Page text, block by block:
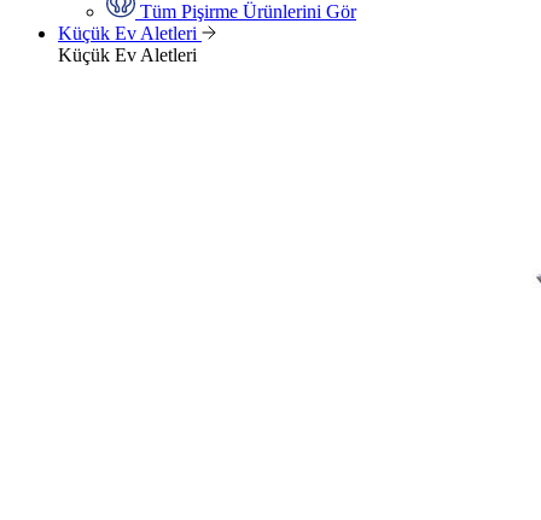
Tüm Pişirme Ürünlerini Gör
Küçük Ev Aletleri
Küçük Ev Aletleri